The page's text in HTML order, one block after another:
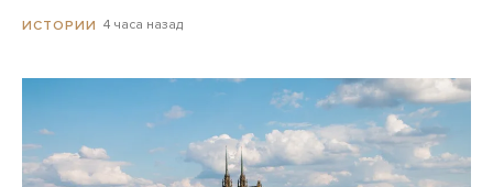
ИСТОРИИ 4 часа назад